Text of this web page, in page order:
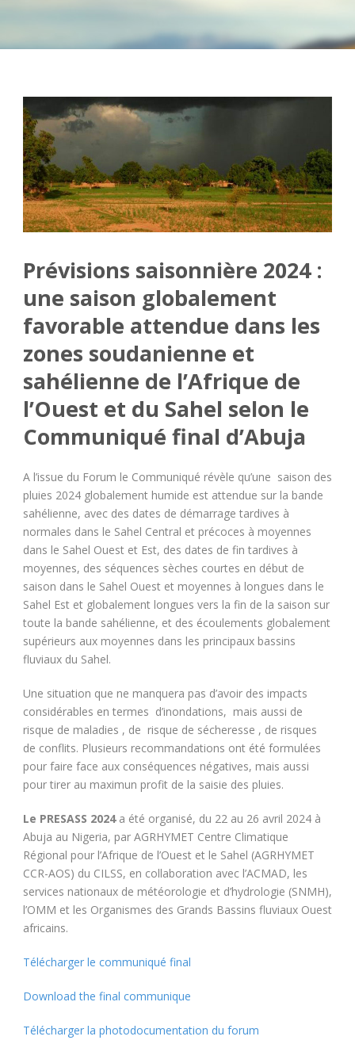
Prévisions saisonnière 2024 :
une saison globalement
favorable attendue dans les
zones soudanienne et
sahélienne de l’Afrique de
l’Ouest et du Sahel selon le
Communiqué final d’Abuja
A l’issue du Forum le Communiqué révèle qu’une saison des
pluies 2024 globalement humide est attendue sur la bande
sahélienne, avec des dates de démarrage tardives à
normales dans le Sahel Central et précoces à moyennes
dans le Sahel Ouest et Est, des dates de fin tardives à
moyennes, des séquences sèches courtes en début de
saison dans le Sahel Ouest et moyennes à longues dans le
Sahel Est et globalement longues vers la fin de la saison sur
toute la bande sahélienne, et des écoulements globalement
supérieurs aux moyennes dans les principaux bassins
fluviaux du Sahel.
Une situation que ne manquera pas d’avoir des impacts
considérables en termes d’inondations, mais aussi de
risque de maladies , de risque de sécheresse , de risques
de conflits. Plusieurs recommandations ont été formulées
pour faire face aux conséquences négatives, mais aussi
pour tirer au maximun profit de la saisie des pluies.
Le PRESASS 2024 a été organisé, du 22 au 26 avril 2024 à
Abuja au Nigeria, par AGRHYMET Centre Climatique
Régional pour l’Afrique de l’Ouest et le Sahel (AGRHYMET
CCR-AOS) du CILSS, en collaboration avec l’ACMAD, les
services nationaux de météorologie et d’hydrologie (SNMH),
l’OMM et les Organismes des Grands Bassins fluviaux Ouest
africains.
Télécharger le communiqué final
Download the final communique
Télécharger la photodocumentation du forum